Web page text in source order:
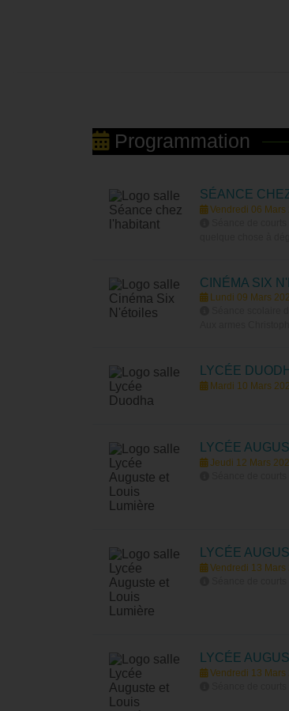
Programmation
SÉANCE
Vendredi 06 Mars
CINÉMA SIX
Lundi 09 Mars
LYCÉE
Mardi 10 Mars
LYCÉE
Jeudi 12 Mars
LYCÉE
Vendredi 13 Mars
LYCÉE
Vendredi 13 Mars